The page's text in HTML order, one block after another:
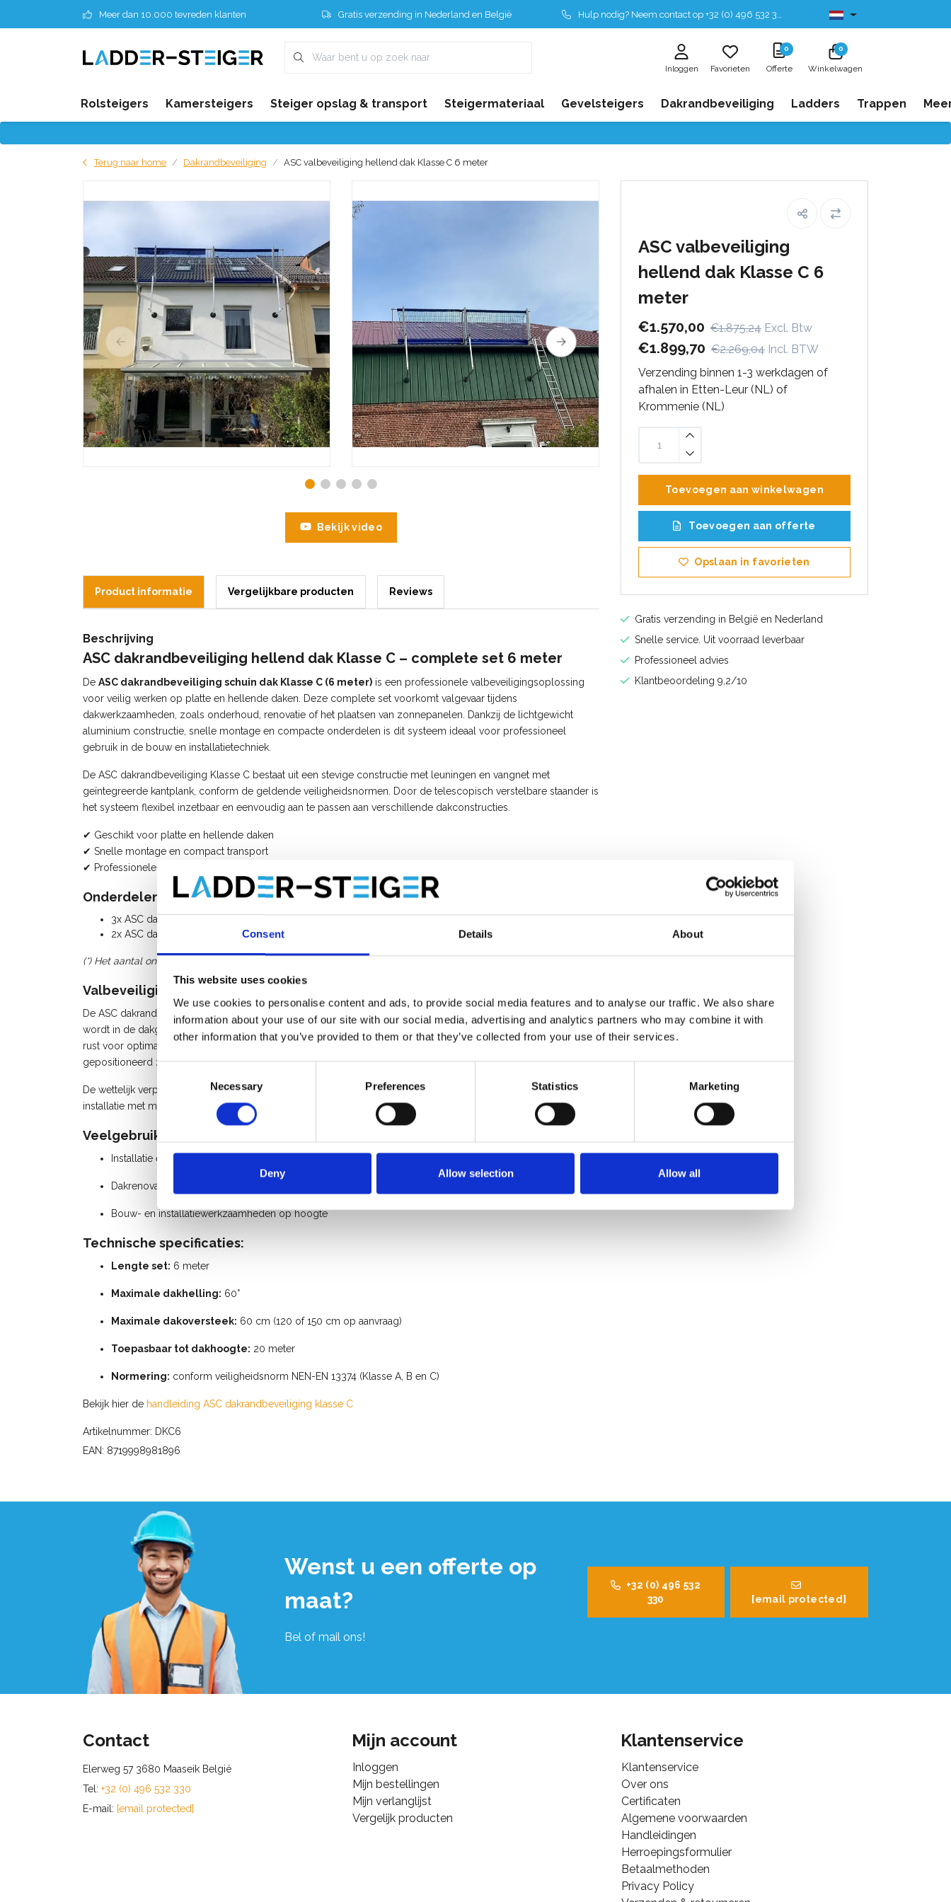
Consent Details About
This website uses cookies
We use cookies to personalise content and ads, to provide social media features and to analyse our traffic. We also share
information about your use of our site with our social media, advertising and analytics partners who may combine it with
other information that you’ve provided to them or that they’ve collected from your use of their services.
Consent
Selection
Necessary Preferences Statistics Marketing
Deny Allow selection Allow all
Meer dan 10.000 tevreden klanten Gratis verzending in Nederland en België Hulp nodig? Neem contact op +32 (0) 496 532 330 Leverbaar uit voorraad
Inloggen Favorieten
0
Offerte
0
Winkelwagen
Rolsteigers Kamersteigers Steiger opslag & transport Steigermateriaal Gevelsteigers Dakrandbeveiliging Ladders Trappen
Terug naar home Dakrandbeveiliging ASC valbeveiliging hellend dak Klasse C 6 meter
ASC valbeveiliging
hellend dak Klasse C 6
meter
€1.570,00 €1.875,24 Excl. Btw
€1.899,70 €2.269,04 Incl. BTW
Verzending binnen 1-3 werkdagen of
afhalen in Etten-Leur (NL) of
Krommenie (NL)
Toevoegen aan winkelwagen
Toevoegen aan offerte
Opslaan in favorieten
Gratis verzending in België en Nederland
Snelle service. Uit voorraad leverbaar
Professioneel advies
Klantbeoordeling 9,2/10
Bekijk video
Product informatie Vergelijkbare producten Reviews
Beschrijving
ASC dakrandbeveiliging hellend dak Klasse C – complete set 6 meter
De ASC dakrandbeveiliging schuin dak Klasse C (6 meter) is een professionele valbeveiligingsoplossing
voor veilig werken op platte en hellende daken. Deze complete set voorkomt valgevaar tijdens
dakwerkzaamheden, zoals onderhoud, renovatie of het plaatsen van zonnepanelen. Dankzij de lichtgewicht
aluminium constructie, snelle montage en compacte onderdelen is dit systeem ideaal voor professioneel
gebruik in de bouw en installatietechniek.
De ASC dakrandbeveiliging Klasse C bestaat uit een stevige constructie met leuningen en vangnet met
geïntegreerde kantplank, conform de geldende veiligheidsnormen. Door de telescopisch verstelbare staander is
het systeem flexibel inzetbaar en eenvoudig aan te passen aan verschillende dakconstructies.
✔ Geschikt voor platte en hellende daken
✔ Snelle montage en compact transport
✔ Professionele valbeveiliging volgens NEN-EN 13374
Onderdelenlijst ASC valbeveiliging Klasse C – 6 meter:
3x ASC dakrandbeveiliging staander
2x ASC dakrandbeveiliging frame 3 m + vangnet met geïntegreerde kantplank
(*) Het aantal onderdelen op de foto’s kan afwijken. De bovenstaande onderdelenlijst is leidend.
Valbeveiliging voor platte en hellende daken
De ASC dakrandbeveiliging Klasse C is ontworpen voor maximale veiligheid en gebruiksgemak. De staander
wordt in de dakgoot geplaatst en steunt verticaal tegen de gevel, waardoor de voetplaat volledig tegen de muur
rust voor optimale stabiliteit. Door de telescopische verstelling kan de staander nauwkeurig worden
gepositioneerd zonder obstakels zoals ramen.
De wettelijk verplichte kantplank is geïntegreerd in het vangnet, wat zorgt voor extra bescherming en snelle
installatie met minimale onderdelen.
Veelgebruikte toepassingen:
Installatie en onderhoud van zonnepanelen
Dakrenovatie en dakonderhoud
Bouw- en installatiewerkzaamheden op hoogte
Technische specificaties:
Lengte set: 6 meter
Maximale dakhelling: 60°
Maximale dakoversteek: 60 cm (120 of 150 cm op aanvraag)
Toepasbaar tot dakhoogte: 20 meter
Normering: conform veiligheidsnorm NEN-EN 13374 (Klasse A, B en C)
Bekijk hier de handleiding ASC dakrandbeveiliging klasse C
Artikelnummer: DKC6
EAN: 8719998981896
Wenst u een offerte op
maat?
Bel of mail ons!
+32 (0) 496 532
330
[email protected]
Contact
Elerweg 57 3680 Maaseik België
Tel: +32 (0) 496 532 330
E-mail: [email protected]
Mijn account
Inloggen
Mijn bestellingen
Mijn verlanglijst
Vergelijk producten
Klantenservice
Klantenservice
Over ons
Certificaten
Algemene voorwaarden
Handleidingen
Herroepingsformulier
Betaalmethoden
Privacy Policy